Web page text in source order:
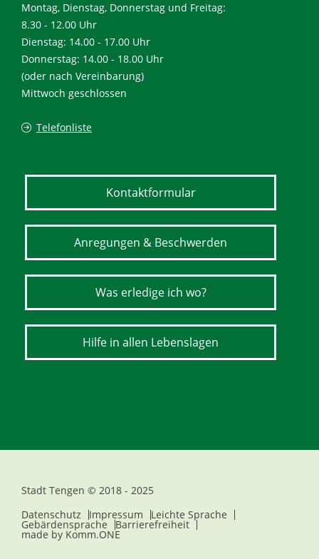
Montag, Dienstag, Donnerstag und Freitag:
8.30 - 12.00 Uhr
Dienstag: 14.00 - 17.00 Uhr
Donnerstag: 14.00 - 18.00 Uhr
(oder nach Vereinbarung)
Mittwoch geschlossen
Telefonliste
Kontaktformular
Anregungen & Beschwerden
Was erledige ich wo?
Hilfe in allen Lebenslagen
Stadt Tengen © 2018 - 2025
Datenschutz
Impressum Leichte Sprache
Gebärdensprache Barrierefreiheit
made by Komm.ONE